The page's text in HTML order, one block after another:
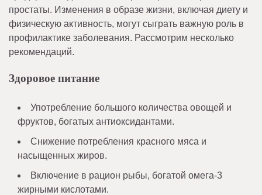
простаты. Изменения в образе жизни, включая диету и
физическую активность, могут сыграть важную роль в
профилактике заболевания. Рассмотрим несколько
рекомендаций.
Здоровое питание
Употребление большого количества овощей и
фруктов, богатых антиоксидантами.
Снижение потребления красного мяса и
насыщенных жиров.
Включение в рацион рыбы, богатой омега-3
жирными кислотами.